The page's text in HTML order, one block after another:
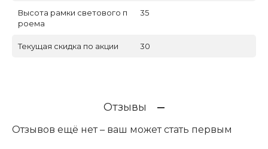
Высота рамки светового п
роема
35
Текущая скидка по акции 30
Отзывы
Отзывов ещё нет – ваш может стать первым